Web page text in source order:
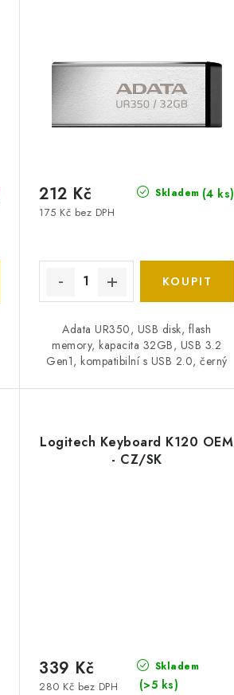
Skladem (4 ks)
175 Kč bez DPH
212 Kč
Adata UR350, USB disk, flash
memory, kapacita 32GB, USB 3.2
Gen1, kompatibilní s USB 2.0, černý
Logitech Keyboard K120 OEM
- CZ/SK
Skladem
(>5 ks)
280 Kč bez DPH
339 Kč